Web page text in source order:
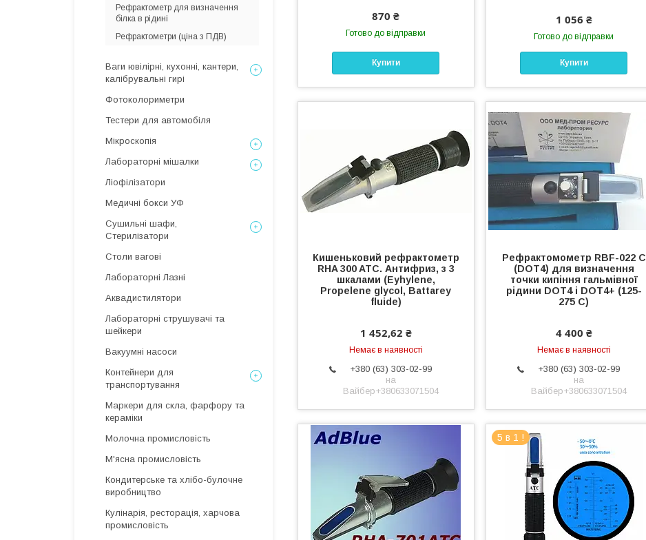
870 ₴
Готово до відправки
Купити
1 056 ₴
Готово до відправки
Купити
Кишеньковий рефрактометр
RHA 300 ATC. Антифриз, з 3
шкалами (Eyhylene,
Propelene glycol, Battarey
fluide)
1 452,62 ₴
Немає в наявності
+380 (63) 303-02-99
на
Вайбер+380633071504
Рефрактомометр RBF-022 C
(DOT4) для визначення
точки кипіння гальмівної
рідини DOT4 і DOT4+ (125-
275 С)
4 400 ₴
Немає в наявності
+380 (63) 303-02-99
на
Вайбер+380633071504
5 в 1 !
Рефрактометр для визначення
білка в рідині
Рефрактометри (ціна з ПДВ)
Ваги ювілірні, кухонні, кантери,
калібрувальні гирі
Фотоколориметри
Тестери для автомобіля
Мікроскопія
Лабораторні мішалки
Ліофілізатори
Медичні бокси УФ
Сушильні шафи,
Стерилізатори
Столи вагові
Лабораторні Лазні
Аквадистилятори
Лабораторні струшувачі та
шейкери
Вакуумні насоси
Контейнери для
транспортування
Маркери для скла, фарфору та
кераміки
Молочна промисловість
М'ясна промисловість
Кондитерське та хлібо-булочне
виробництво
Кулінарія, ресторація, харчова
промисловість